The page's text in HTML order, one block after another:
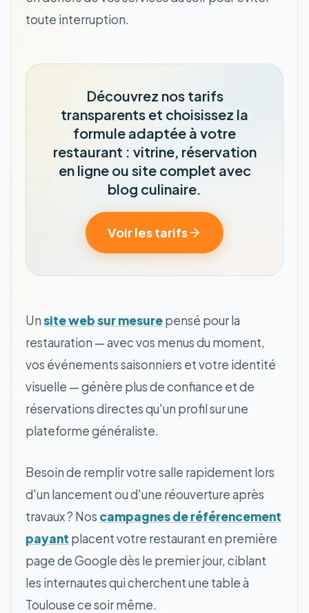
toute interruption.
Découvrez nos tarifs
transparents et choisissez la
formule adaptée à votre
restaurant : vitrine, réservation
en ligne ou site complet avec
blog culinaire.
Voir les tarifs
Unsite web sur mesurepensé pour la
restauration — avec vos menus du moment,
vos événements saisonniers et votre identité
visuelle — génère plus de confiance et de
réservations directes qu'un profil sur une
plateforme généraliste.
Besoin de remplir votre salle rapidement lors
d'un lancement ou d'une réouverture après
travaux ? Nos campagnes de référencement
payant placent votre restaurant en première
page de Google dès le premier jour, ciblant
les internautes qui cherchent une table à
Toulouse ce soir même.